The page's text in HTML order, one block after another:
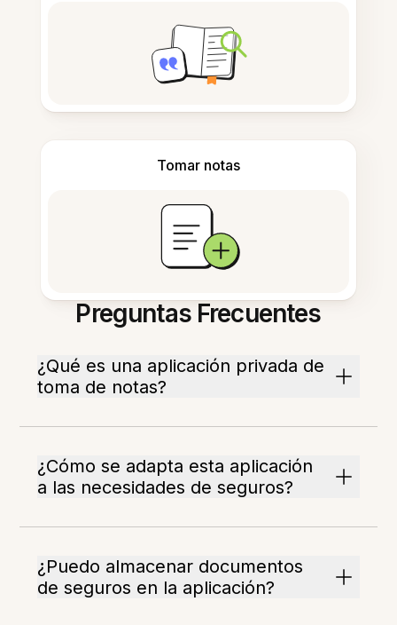
Tomar notas
Preguntas Frecuentes
¿Qué es una aplicación privada de
toma de notas?
¿Cómo se adapta esta aplicación
a las necesidades de seguros?
¿Puedo almacenar documentos
de seguros en la aplicación?